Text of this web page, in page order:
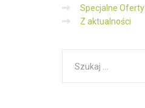
Specjalne Oferty
Z aktualności